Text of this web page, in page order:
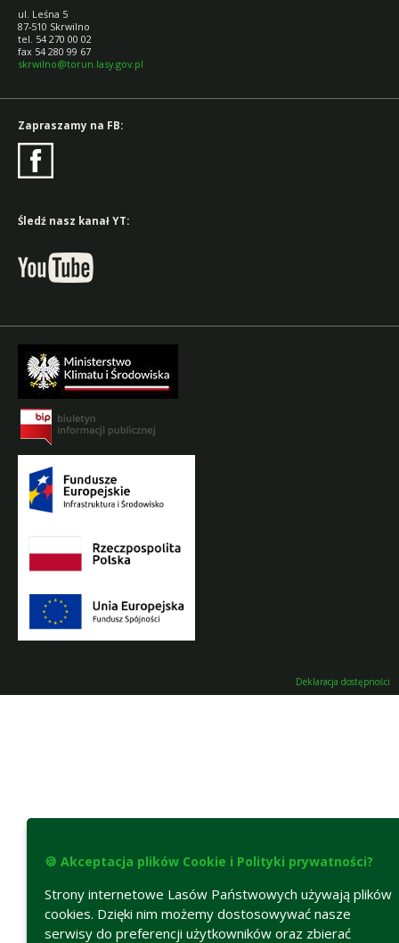
ul. Leśna 5
87-510 Skrwilno
tel. 54 270 00 02
fax 54 280 99 67
skrwilno@torun.lasy.gov.pl
Zapraszamy na FB:
Śledź nasz kanał YT:
Deklaracja dostępności
🍪 Akceptacja plików Cookie i Polityki prywatności?
Strony internetowe Lasów Państwowych używają plików
cookies. Dzięki nim możemy dostosowywać nasze
serwisy do preferencji użytkowników oraz zbierać